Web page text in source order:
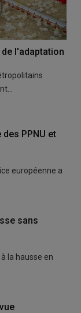
l'adaptation
PPNU et
européenne a
sans
la hausse en